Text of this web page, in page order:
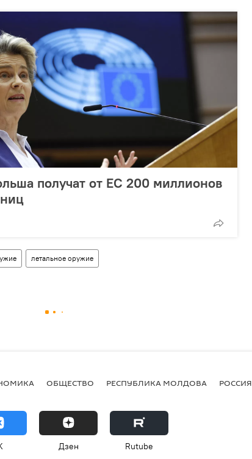
получат от ЕС 200 миллионов
летальное оружие
ОБЩЕСТВО РЕСПУБЛИКА МОЛДОВА РОССИЯ
Дзен Rutube